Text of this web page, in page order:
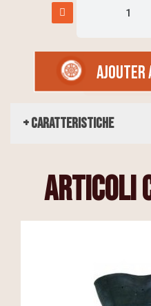
AJOUTER
+ Caratteristiche
articoli